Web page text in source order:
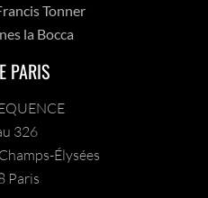
Tonner
la Bocca
PARIS
326
Élysées
Paris